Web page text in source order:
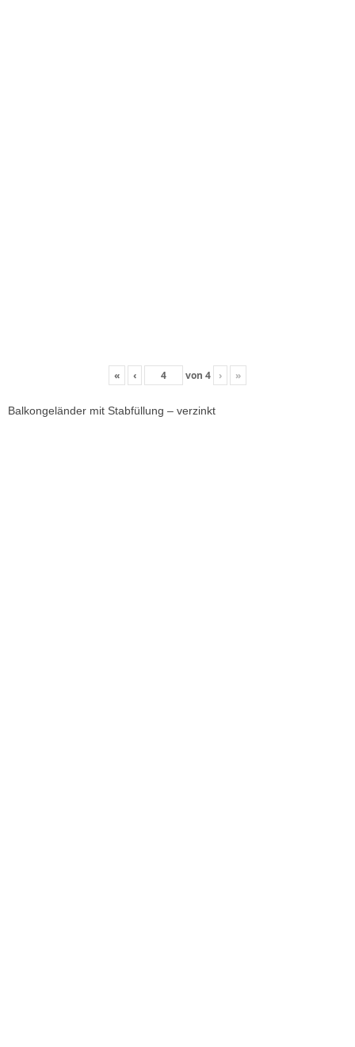
« ‹ von 4 › »
Balkongeländer mit Stabfüllung – verzinkt